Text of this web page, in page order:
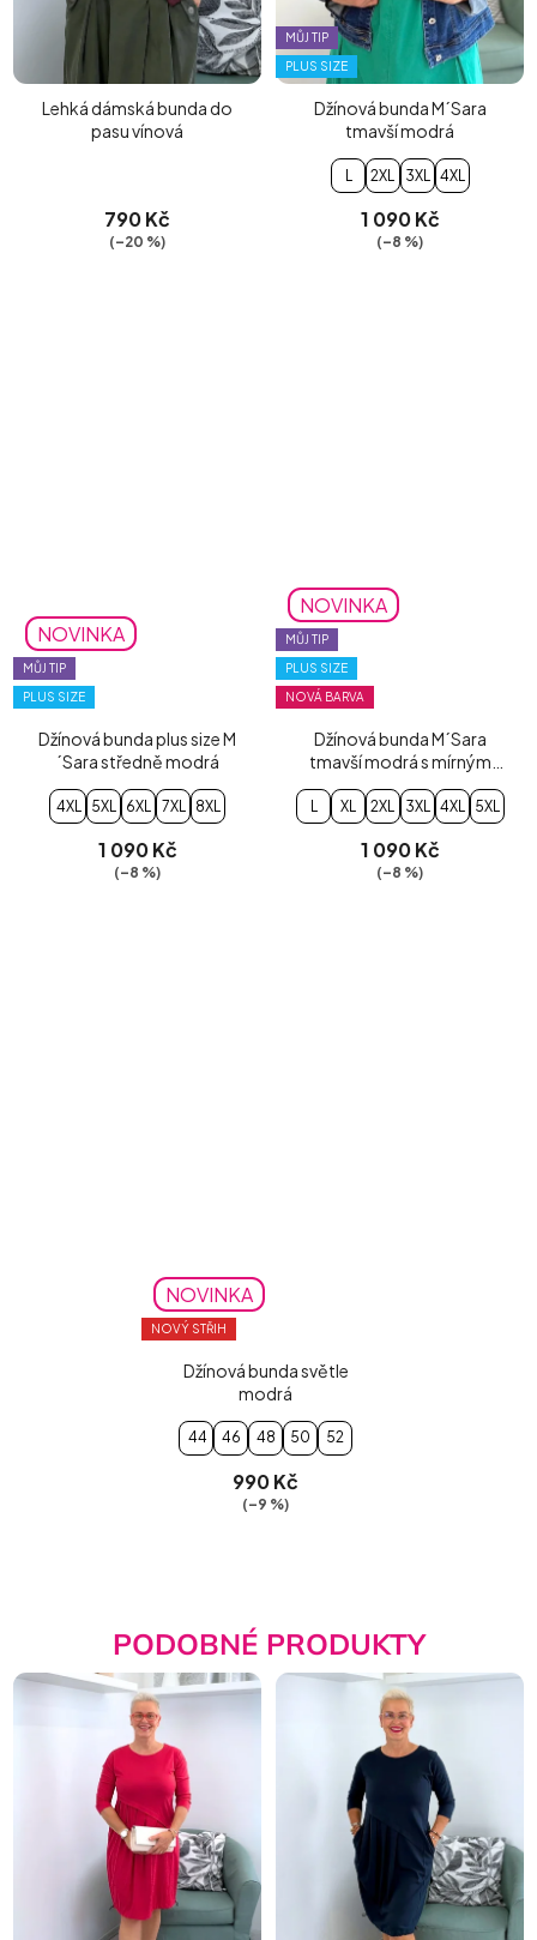
Lehká dámská bunda do
pasu vínová
790 Kč
(–20 %)
MŮJ TIP
PLUS SIZE
Džínová bunda M´Sara
tmavší modrá
L 2XL 3XL 4XL
1 090 Kč
(–8 %)
NOVINKA
MŮJ TIP
PLUS SIZE
Džínová bunda plus size M
´Sara středně modrá
4XL 5XL 6XL 7XL 8XL
1 090 Kč
(–8 %)
NOVINKA
MŮJ TIP
PLUS SIZE
NOVÁ BARVA
Džínová bunda M´Sara
tmavší modrá s mírným
šisováním
XL 2XL 3XL 4XL 5XL
1 090 Kč
(–8 %)
NOVINKA
NOVÝ STŘIH
Džínová bunda světle
modrá
44 46 48 50 52
990 Kč
(–9 %)
PODOBNÉ PRODUKTY